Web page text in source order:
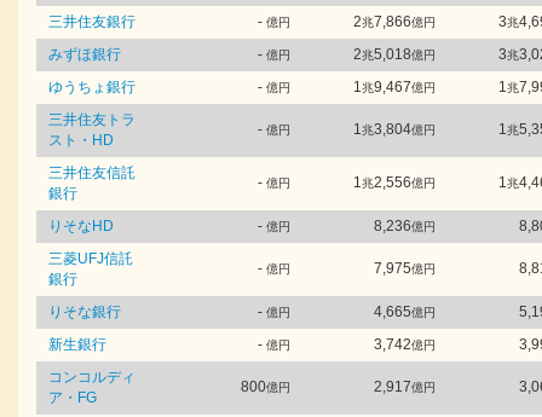
三井住友銀行
- 億円 2兆7,866億円 3兆
みずほ銀行
- 億円 2兆5,018億円 3兆
ゆうちょ銀行
- 億円 1兆9,467億円 1兆
三井住友トラ
スト・HD
- 億円 1兆3,804億円 1兆
三井住友信託
銀行
- 億円 1兆2,556億円 1兆
りそなHD - 億円 8,236億円
三菱UFJ信託
銀行
- 億円 7,975億円
りそな銀行 - 億円 4,665億円
新生銀行
- 億円 3,742億円
コンコルディ
ア・FG
800億円 2,917億円